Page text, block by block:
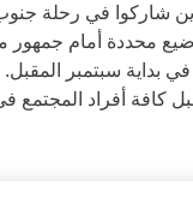
شاركوا في رحلة
محددة أمام جمهور
بداية سبتمبر المقبل.
كافة أفراد